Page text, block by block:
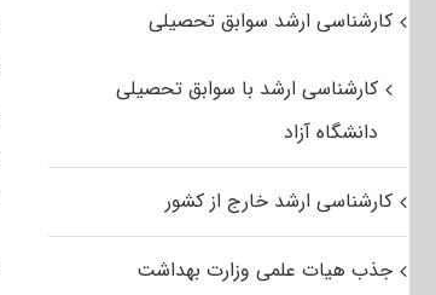
کارشناسی ارشد سوابق تحصیلی
کارشناسی ارشد با سوابق تحصیلی
دانشگاه آزاد
کارشناسی ارشد خارج از کشور
جذب هیات علمی وزارت بهداشت